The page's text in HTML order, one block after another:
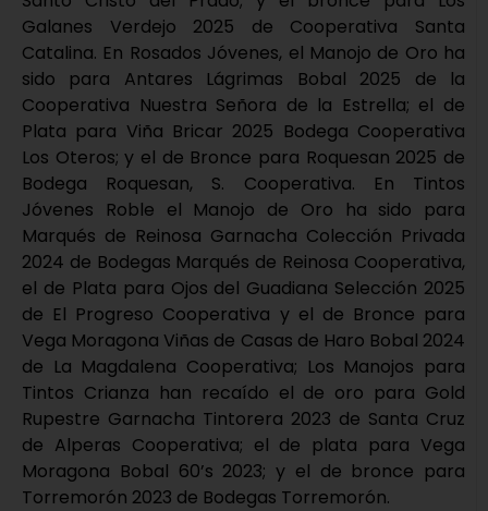
Galanes Verdejo 2025 de Cooperativa Santa
Catalina. En Rosados Jóvenes, el Manojo de Oro ha
sido para Antares Lágrimas Bobal 2025 de la
Cooperativa Nuestra Señora de la Estrella; el de
Plata para Viña Bricar 2025 Bodega Cooperativa
Los Oteros; y el de Bronce para Roquesan 2025 de
Bodega Roquesan, S. Cooperativa. En Tintos
Jóvenes Roble el Manojo de Oro ha sido para
Marqués de Reinosa Garnacha Colección Privada
2024 de Bodegas Marqués de Reinosa Cooperativa,
el de Plata para Ojos del Guadiana Selección 2025
de El Progreso Cooperativa y el de Bronce para
Vega Moragona Viñas de Casas de Haro Bobal 2024
de La Magdalena Cooperativa; Los Manojos para
Tintos Crianza han recaído el de oro para Gold
Rupestre Garnacha Tintorera 2023 de Santa Cruz
de Alperas Cooperativa; el de plata para Vega
Moragona Bobal 60’s 2023; y el de bronce para
Torremorón 2023 de Bodegas Torremorón.